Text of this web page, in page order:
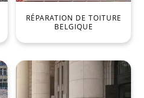
RÉPARATION DE TOITURE
BELGIQUE